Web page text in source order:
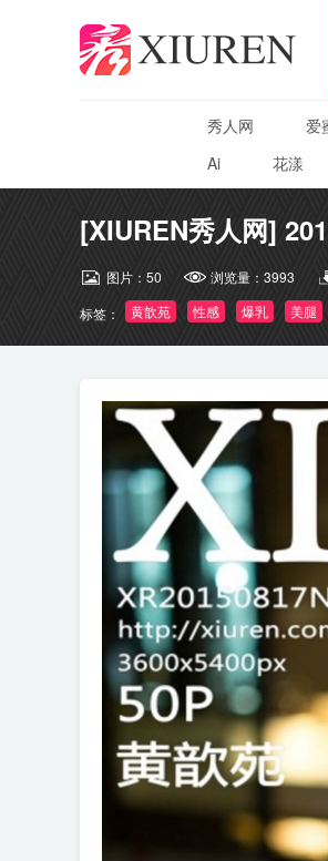
秀人网 爱
Ai
花漾
[XIUREN秀人网]
图片： 50 浏览量： 3993
标签：
黄歆苑 性感 爆乳 美腿